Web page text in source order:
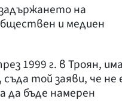
на
и медиен
1999 г. в Троян, има
той заяви, че не
да бъде намерен